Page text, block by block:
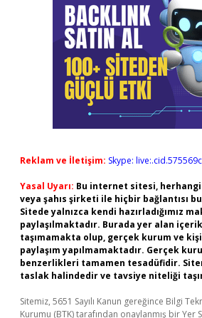
Reklam ve İletişim: Skype:
Yasal Uyarı: Bu internet sitesi,
veya şahıs şirketi ile hiçbir bağlantısı
Sitede yalnızca kendi hazırladığımız
paylaşılmaktadır. Burada yer alan
taşımamakta olup, gerçek kurum ve
paylaşım yapılmamaktadır. Gerçek
benzerlikleri tamamen tesadüfidir.
taslak halindedir ve tavsiye niteliği
Sitemiz, 5651 Sayılı Kanun gereğince Bilgi
Kurumu (BTK) tarafından onaylanmış bir Yer